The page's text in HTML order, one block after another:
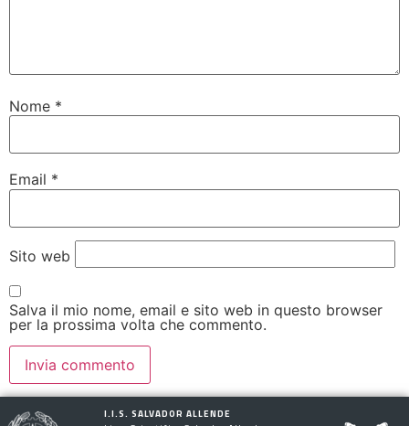
Nome *
Email *
Sito web
Salva il mio nome, email e sito web in questo browser
per la prossima volta che commento.
I.I.S. SALVADOR ALLENDE